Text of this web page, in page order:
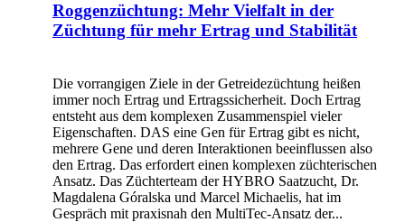
Roggenzüchtung: Mehr Vielfalt in der
Züchtung für mehr Ertrag und Stabilität
Die vorrangigen Ziele in der Getreidezüchtung heißen
immer noch Ertrag und Ertragssicherheit. Doch Ertrag
entsteht aus dem komplexen Zusammenspiel vieler
Eigenschaften. DAS eine Gen für Ertrag gibt es nicht,
mehrere Gene und deren Interaktionen beeinflussen also
den Ertrag. Das erfordert einen komplexen züchterischen
Ansatz. Das Züchterteam der HYBRO Saatzucht, Dr.
Magdalena Góralska und Marcel Michaelis, hat im
Gespräch mit praxisnah den MultiTec-Ansatz der...